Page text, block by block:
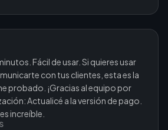
Fácil de usar. Si quieres usar
con tus clientes, esta es la
probado. ¡Gracias al equipo por
Actualicé a la versión de pago.
increíble.